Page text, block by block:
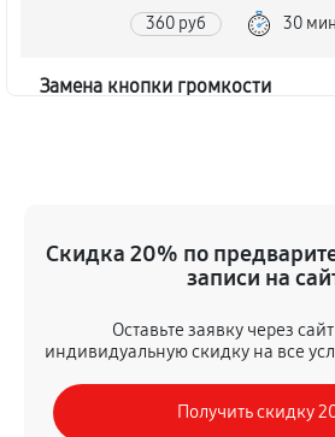
360 руб 30
Замена кнопки громкости
Замена экрана телефона LG V50
60
Замена разъема зарядки
360 руб 45
Скидка 20% по
записи на
Оставьте заявку через
индивидуальную скидку на все
Получить скидку